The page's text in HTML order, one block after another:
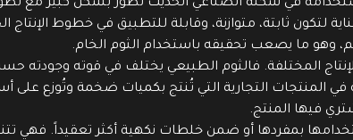
في شكله الصناعي الحديث تطور بشكل كبير مع
لتكون ثابتة، متوازنة، وقابلة للتطبيق في خطوط
وهو ما يصعب تحقيقه باستخدام الثوم الخام.
المختلفة. فالثوم الطبيعي يختلف في قوته
في المنتجات التجارية التي تُنتج بكميات ضخمة وتُوزع على
فيها المنتج.
بمفردها أو ضمن خلطات نكهية أكثر تعقيداً. فهي